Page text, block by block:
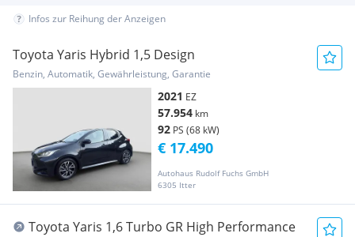
Infos zur Reihung der Anzeigen
Toyota Yaris Hybrid 1,5 Design
Benzin, Automatik, Gewährleistung, Garantie
2021 EZ
57.954 km
92 PS (68 kW)
Autohaus Rudolf Fuchs GmbH
6305 Itter
€ 17.490
Toyota Yaris 1,6 Turbo GR High Performance